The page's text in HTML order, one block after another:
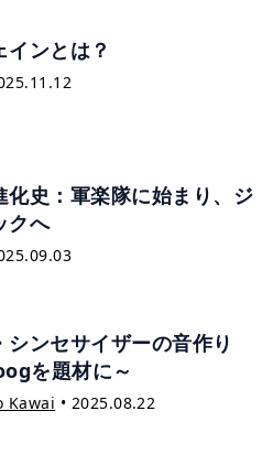
ンとは？
化史：軍楽隊に始まり、ジ
クへ
シンセサイザーの音作り
を題材に～
Kawai • 2025.08.22